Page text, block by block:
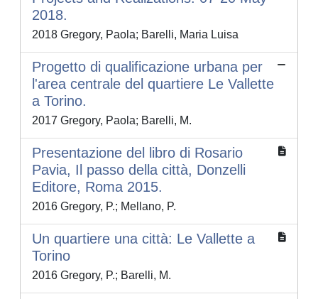
2018.
2018 Gregory, Paola; Barelli, Maria Luisa
Progetto di qualificazione urbana per
l'area centrale del quartiere Le Vallette
a Torino.
2017 Gregory, Paola; Barelli, M.
Presentazione del libro di Rosario
Pavia, Il passo della città, Donzelli
Editore, Roma 2015.
2016 Gregory, P.; Mellano, P.
Un quartiere una città: Le Vallette a
Torino
2016 Gregory, P.; Barelli, M.